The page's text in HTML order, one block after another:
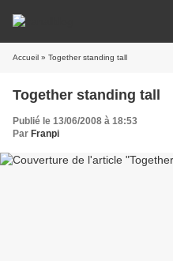
Accueil » Together standing tall
Together standing tall
Publié le 13/06/2008 à 18:53
Par Franpi